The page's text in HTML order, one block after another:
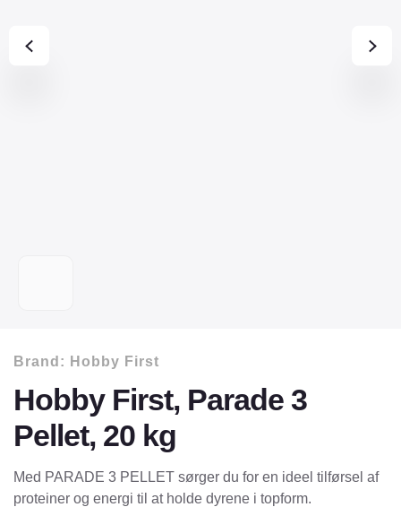
Brand: Hobby First
Hobby First, Parade 3
Pellet, 20 kg
Med PARADE 3 PELLET sørger du for en ideel tilførsel af
proteiner og energi til at holde dyrene i topform.